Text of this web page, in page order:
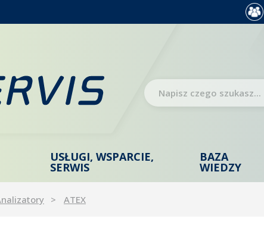
USŁUGI, WSPARCIE,
SERWIS
BAZA
WIEDZY
ATEX